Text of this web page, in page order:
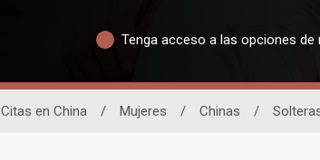
Tenga acceso a las opciones de
Citas en China / Mujeres / Chinas /